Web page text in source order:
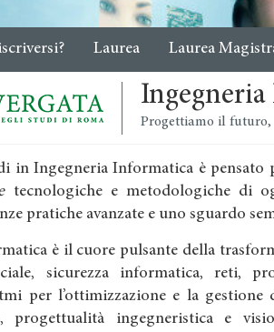
Laurea Laurea
Progettiamo il
in Ingegneria Informatica è pensato
tecnologiche e metodologiche di
pratiche avanzate e uno sguardo
è il cuore pulsante della
sicurezza informatica, reti,
per l’ottimizzazione e la
progettualità ingegneristica e